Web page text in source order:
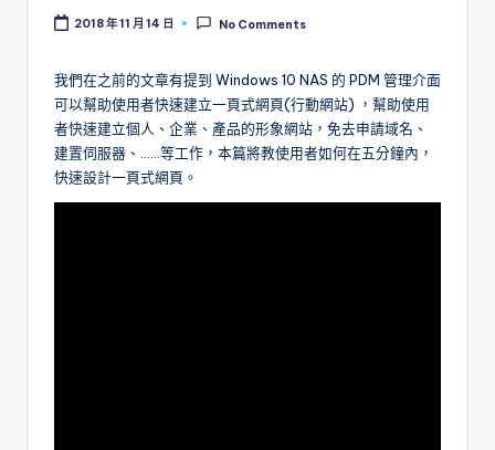
2018 年 11 月 14 日 No Comments
我們在之前的文章有提到 Windows 10 NAS 的 PDM 管理介面
可以幫助使用者快速建立一頁式網頁(行動網站) ，幫助使用
者快速建立個人、企業、產品的形象網站，免去申請域名、
建置伺服器、……等工作，本篇將教使用者如何在五分鐘內，
快速設計一頁式網頁。